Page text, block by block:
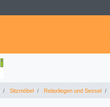
Sitzmöbel Relaxliegen und Sessel